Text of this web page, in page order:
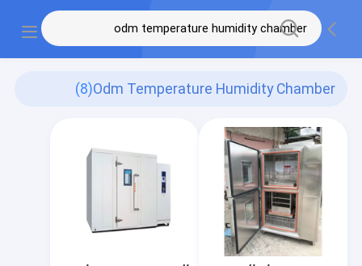
Odm Temperature Humidity Chamber
(8)